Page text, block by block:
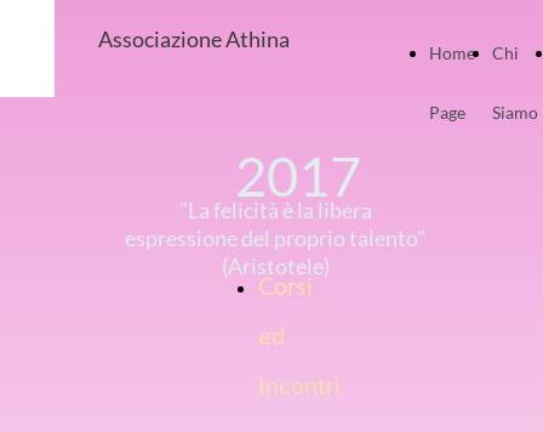
Home
Page
Chi
Siamo
Associazione Athina
2017
"La felicità è la libera
espressione del proprio talento"
(Aristotele)
Corsi
ed
Incontri